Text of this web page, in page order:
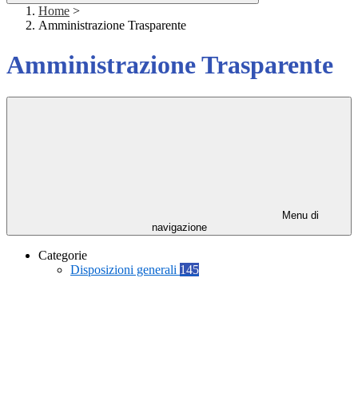
Home >
Amministrazione Trasparente
Amministrazione Trasparente
Menu di
navigazione
Categorie
Disposizioni generali 145